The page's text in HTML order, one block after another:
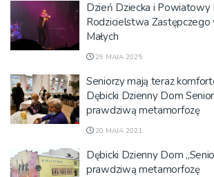
Dzień Dziecka i Powiatowy
Rodzicielstwa Zastępczego
Małych
29 MAJA 2025
Seniorzy mają teraz
Dębicki Dzienny Dom
prawdziwą metamorfozę
20 MAJA 2021
Dębicki Dzienny Dom
prawdziwą metamorfozę